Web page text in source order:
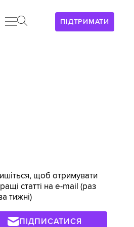
ПІДТРИМАТИ
щоб отримувати
статті на e-mail (раз
тижні)
ПІДПИСАТИСЯ